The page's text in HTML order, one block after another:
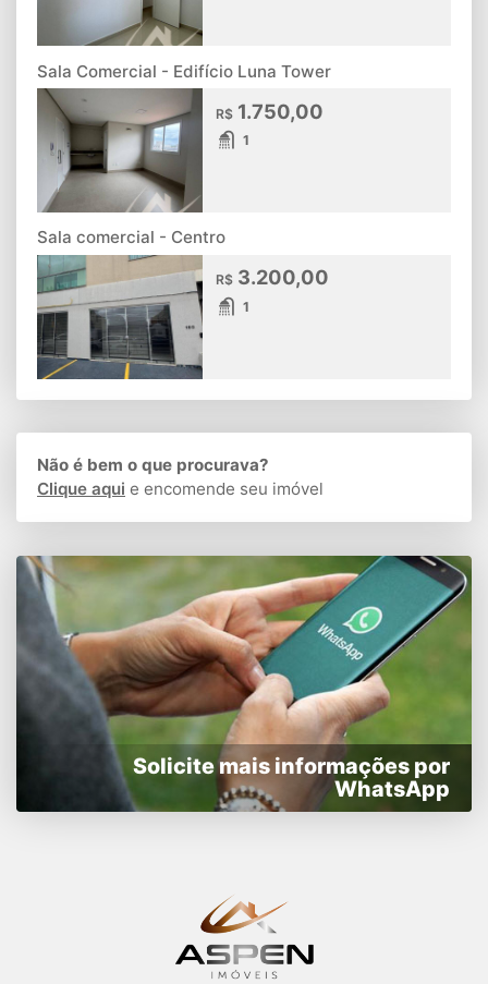
Sala Comercial - Edifício Luna Tower
R$ 1.750,00
1
Sala comercial - Centro
R$ 3.200,00
1
Não é bem o que procurava?
Clique aqui e encomende seu imóvel
Solicite mais informações por
WhatsApp